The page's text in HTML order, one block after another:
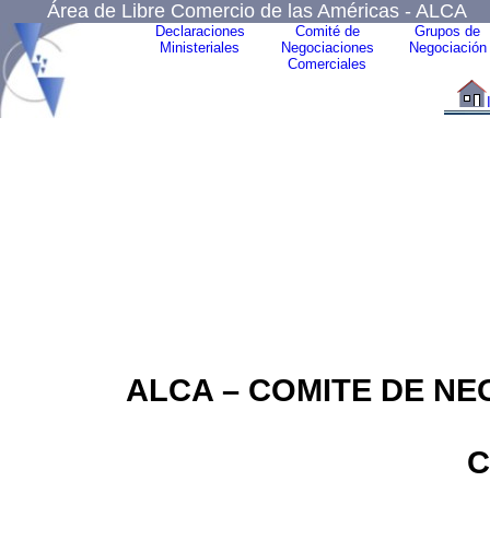
Área de Libre Comercio de las Américas - ALCA
Declaraciones
Ministeriales
Comité de
Negociaciones
Comerciales
Grupos de
Negociación
ALCA – COMITE DE